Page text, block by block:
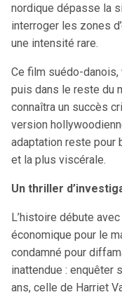
nordique dépasse la
interroger les zones
une intensité rare.
Ce film suédo-danois,
puis dans le reste du
connaîtra un succès
version
adaptation reste pour
et la plus viscérale.
Un thriller
L’histoire débute
économique pour le
condamné pour
inattendue : enquêter
ans, celle de Harriet